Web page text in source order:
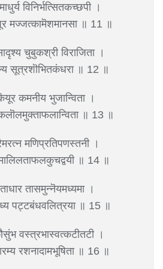
विनिर्भत्सितकच्छपी ।
मज्जत्कामॆशमानसा ॥ 11 ॥
चुबुकश्री विराजिता ।
सूत्रशॊभितकंधरा ॥ 12 ॥
कमनीय भुजान्विता ।
॥ 13 ॥
मणिप्रतिपणस्तनी ।
॥ 14 ॥
तासमुन्नॆयमध्यमा ।
पट्टबंधवलित्रया ॥ 15 ॥
वस्त्रभास्वत्कटीतटी ।
रशनादामभूषिता ॥ 16 ॥